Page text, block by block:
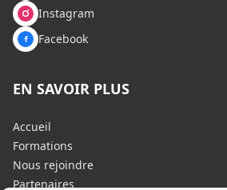
Instagram
Facebook
EN SAVOIR PLUS
Accueil
Formations
Nous rejoindre
Partenaires